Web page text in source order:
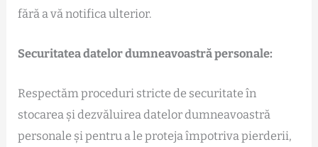
fără a vă notifica ulterior.
Securitatea datelor dumneavoastră personale:
Respectăm proceduri stricte de securitate în
stocarea și dezvăluirea datelor dumneavoastră
personale și pentru a le proteja împotriva pierderii,